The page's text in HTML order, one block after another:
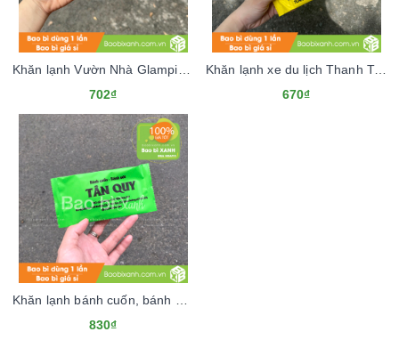
702₫
Khăn lạnh xe du lịch Thanh Tuấn
670₫
830₫